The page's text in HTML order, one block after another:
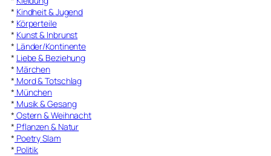
* Kindheit & Jugend
* Körperteile
* Kunst & Inbrunst
* Länder/Kontinente
* Liebe & Beziehung
* Märchen
* Mord & Totschlag
* München
* Musik & Gesang
* Ostern & Weihnacht
* Pflanzen & Natur
* Poetry Slam
* Politik